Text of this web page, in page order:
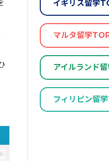
イギリス留学
マルタ留学
アイルランド
フィリピン留